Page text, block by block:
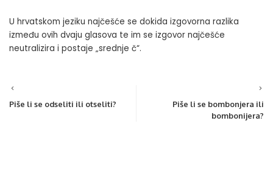
U hrvatskom jeziku najčešće se dokida izgovorna razlika
između ovih dvaju glasova te im se izgovor najčešće
neutralizira i postaje „srednje č“.
Piše li se odseliti ili otseliti?
Piše li se bombonjera ili
bombonijera?